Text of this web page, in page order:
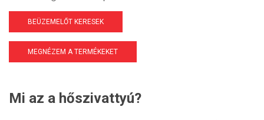
BEÜZEMELŐT KERESEK
MEGNÉZEM A TERMÉKEKET
Mi az a hőszivattyú?